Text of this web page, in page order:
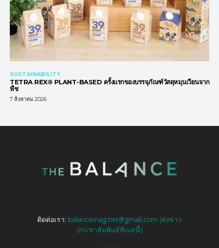
SUSTAINABILITY
TETRA REX® PLANT-BASED ครั้งแรกของบรรจุภัณฑ์วัสดุหมุนเวียนจาก
พืช
7 สิงหาคม 2026
ติดต่อเรา: balancemag.net@gmail.com (ส่งข่าว
ประชาสัมพันธ์ที่เมลนี้)